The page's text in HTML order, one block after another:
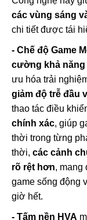
các vùng sáng
chi tiết được tái
- Chế độ Game
cường khả năng
ưu hóa trải
giảm độ trễ đầu
thao tác điều
chính xác, giúp
thời trong từng
thời, các cảnh
rõ rệt hơn, mang
game sống động
giờ hết.
- Tấm nền HVA